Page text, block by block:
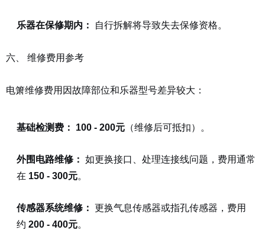
乐器在保修期内： 自行拆解将导致失去保修资格。
六、 维修费用参考
电箫维修费用因故障部位和乐器型号差异较大：
基础检测费： 100 - 200元 （维修后可抵扣）。
外围电路维修： 如更换接口、处理连接线问题，费用通常
在 150 - 300元。
传感器系统维修： 更换气息传感器或指孔传感器，费用
约 200 - 400元。